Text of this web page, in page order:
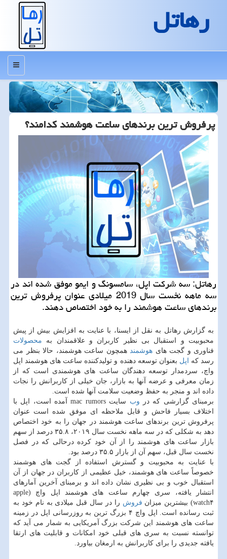
رهاتل
منو
پرفروش ترین برندهای ساعت هوشمند كدامند؟
رهاتل: سه شركت اپل، سامسونگ و ایمو موفق شده اند در
سه ماهه نخست سال 2019 میلادی عنوان پرفروش ترین
برندهای ساعت هوشمند را به خود اختصاص دهند.
به گزارش رهاتل به نقل از ایسنا، با عنایت به افزایش بیش از پیش
محبوبیت و استقبال بی نظیر كاربران و علاقمندان به محصولات
فناوری و گجت های هوشمند همچون ساعت هوشمند، حالا بنظر می
رسد كه اپل بعنوان توسعه دهنده و تولیدكننده ساعت های هوشمند اپل
واچ، سردمدار توسعه دهندگان ساعت های هوشمندی است كه از
زمان معرفی و عرضه آنها به بازار، جان خیلی از كاربرانش را نجات
داده اند و منجر به حفظ وضعیت سلامت آنها شده است.
برمبنای گزارشی كه در وب
سایت mac rumors آمده است، اپل با
اختلاف بسیار فاحش و قابل ملاحظه ای موفق شده است عنوان
پرفروش ترین برندهای ساعت هوشمند در جهان را به خود اختصاص
دهد به شكلی كه در سه ماهه نخست سال ۲۰۱۹، ۳۵.۸ درصد از سهم
بازار ساعت های هوشمند را از آن خود كرده درحالی كه در فصل
نخست سال قبل، سهم آن از بازار ۳۵.۵ درصد بود.
با عنایت به محبوبیت و گسترش استفاده از گجت های هوشمند
خصوصاً ساعت های هوشمند، خیل عظیمی از كاربران در جهان از آن
استقبال خوب و بی نظیری نشان داده اند و برمبنای آخرین آمارهای
انتشار یافته، سری چهارم ساعت های هوشمند اپل واچ (apple
watch۴) بیشترین میزان
فروش را در سال قبل میلادی به نام خود به
ثبت رسانده است. اپل واچ ۴ بزرگ ترین به روزرسانی اپل در زمینه
ساعت های هوشمند این شركت بزرگ آمریكایی به شمار می آید كه
توانسته نسبت به سری های قبلی خود امكانات و قابلیت های ارتقا
یافته جدیدی را برای كاربرانش به ارمغان بیاورد.